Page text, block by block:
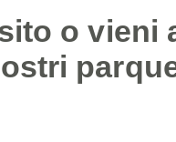
o vieni